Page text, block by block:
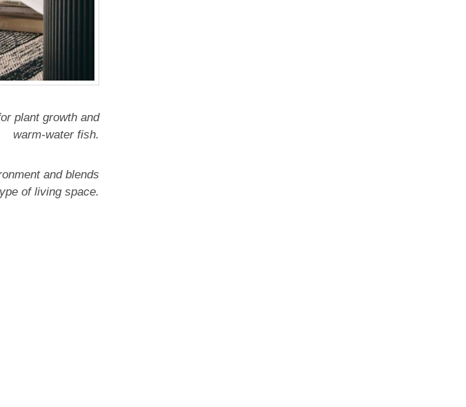
plant growth and
warm-water fish.
and blends
of living space.